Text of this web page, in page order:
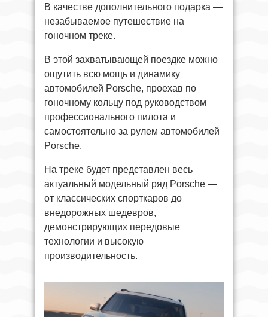
В качестве дополнительного подарка —
незабываемое путешествие на
гоночном треке.
В этой захватывающей поездке можно
ощутить всю мощь и динамику
автомобилей Porsche, проехав по
гоночному кольцу под руководством
профессионального пилота и
самостоятельно за рулем автомобилей
Porsche.
На треке будет представлен весь
актуальный модельный ряд Porsche —
от классических спорткаров до
внедорожных шедевров,
демонстрирующих передовые
технологии и высокую
производительность.